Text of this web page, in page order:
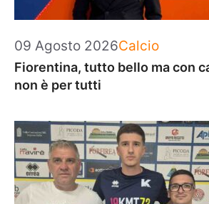
09 Agosto 2026Categorie
Calcio
Fiorentina, tutto bello ma con
non è per tutti